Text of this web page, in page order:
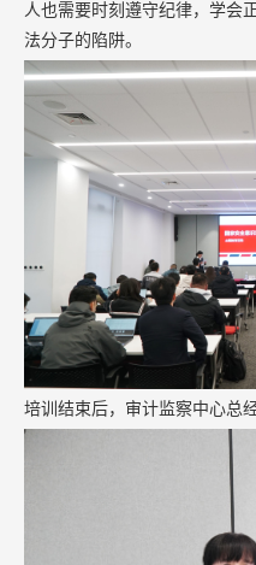
人也需要时刻遵守纪律，学会
法分子的陷阱。
培训结束后，审计监察中心总